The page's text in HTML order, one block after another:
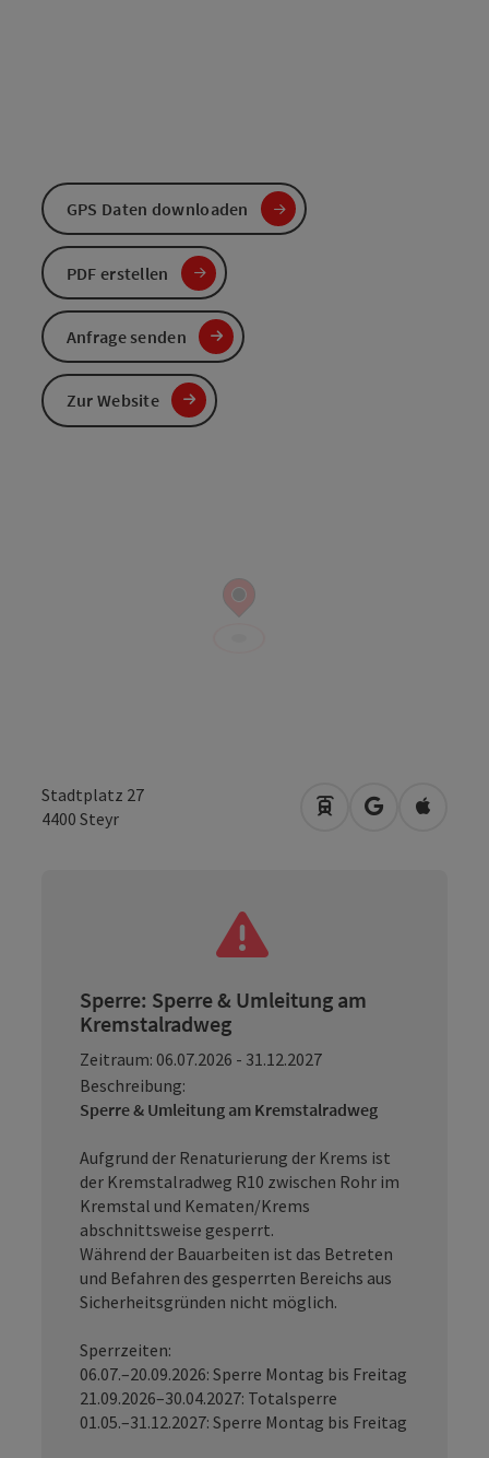
Stadtplatz 27
4400 Steyr Anreise mit
in Google
in
Sperre: Sperre & Umleitung am
Kremstalradweg
Zeitraum: 06.07.2026 - 31.12.2027
Beschreibung:
Sperre & Umleitung am Kremstalradweg
Aufgrund der Renaturierung der Krems ist
der Kremstalradweg R10 zwischen Rohr im
Kremstal und Kematen/Krems
abschnittsweise gesperrt.
Während der Bauarbeiten ist das Betreten
und Befahren des gesperrten Bereichs aus
Sicherheitsgründen nicht möglich.
Sperrzeiten:
06.07.–20.09.2026: Sperre Montag bis Freitag
21.09.2026–30.04.2027: Totalsperre
01.05.–31.12.2027: Sperre Montag bis Freitag
GPS Daten downloaden
PDF erstellen
Anfrage senden
Zur Website